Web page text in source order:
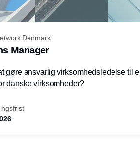
Denmark
Manager
gøre ansvarlig virksomhedsledelse til
danske virksomheder?